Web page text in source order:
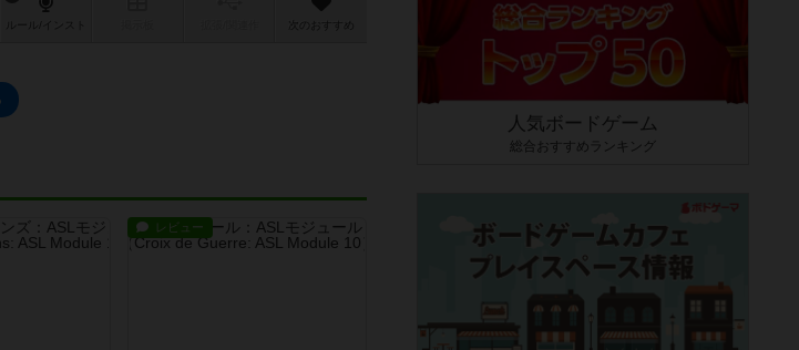
次のおすすめ
レビュー
人気ボードゲーム
総合おすすめランキング